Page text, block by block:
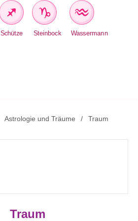
Schütze Steinbock Wassermann
Astrologie und Träume Traum
Traum